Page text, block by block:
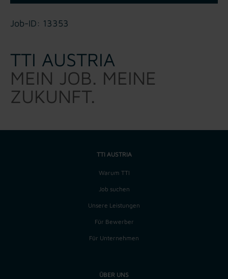
Job-ID: 13353
TTI AUSTRIA
MEIN JOB. MEINE
ZUKUNFT.
TTI AUSTRIA
Warum TTI
Job suchen
Unsere Leistungen
Für Bewerber
Für Unternehmen
ÜBER UNS